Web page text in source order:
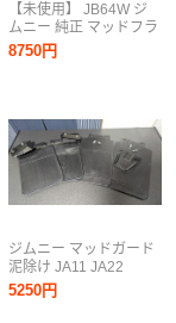
【未使用】 JB64W ジ
ムニー 純正 マッドフラ
ップ ブラック SUZUKI
ロゴ入り マッドガード
8750円
ジムニー マッドガード
泥除け JA11 JA22
5250円